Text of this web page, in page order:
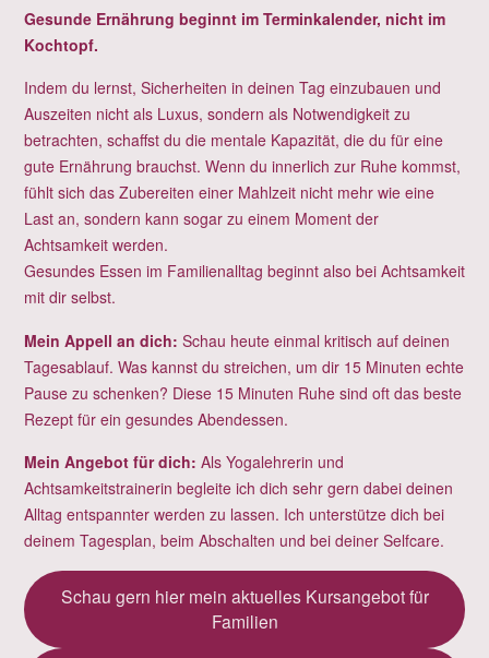
Gesunde Ernährung beginnt im Terminkalender, nicht im
Kochtopf.
Indem du lernst, Sicherheiten in deinen Tag einzubauen und
Auszeiten nicht als Luxus, sondern als Notwendigkeit zu
betrachten, schaffst du die mentale Kapazität, die du für eine
gute Ernährung brauchst. Wenn du innerlich zur Ruhe kommst,
fühlt sich das Zubereiten einer Mahlzeit nicht mehr wie eine
Last an, sondern kann sogar zu einem Moment der
Achtsamkeit werden.
Gesundes Essen im Familienalltag beginnt also bei Achtsamkeit
mit dir selbst.
Mein Appell an dich: Schau heute einmal kritisch auf deinen
Tagesablauf. Was kannst du streichen, um dir 15 Minuten echte
Pause zu schenken? Diese 15 Minuten Ruhe sind oft das beste
Rezept für ein gesundes Abendessen.
Mein Angebot für dich: Als Yogalehrerin und
Achtsamkeitstrainerin begleite ich dich sehr gern dabei deinen
Alltag entspannter werden zu lassen. Ich unterstütze dich bei
deinem Tagesplan, beim Abschalten und bei deiner Selfcare.
Schau gern hier mein aktuelles Kursangebot für
Familien